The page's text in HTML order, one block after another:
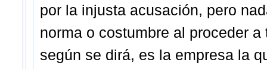
por la injusta acusación, pero
norma o costumbre al proceder
según se dirá, es la empresa la